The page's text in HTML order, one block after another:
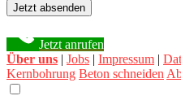
Jetzt absenden
Jetzt anrufen
Über uns | Jobs | Impressum |
Kernbohrung Beton schneiden